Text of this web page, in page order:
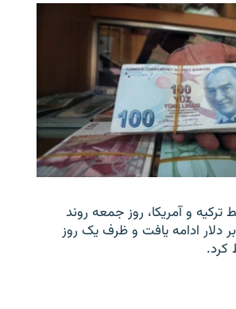
ترکیه و آمریکا، روز جمعه روند
دلار ادامه یافت و ظرف یک روز